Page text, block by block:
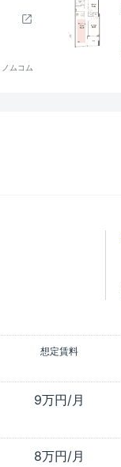
ノムコム
想定賃料
9万円/月
8万円/月